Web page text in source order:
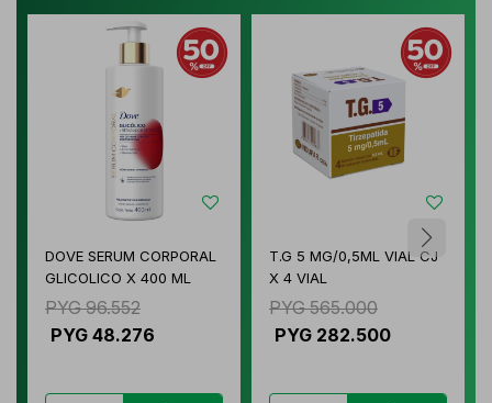
DOVE SERUM CORPORAL
GLICOLICO X 400 ML
PYG 96.552
PYG 48.276
T.G 5 MG/0,5ML VIAL CJ
X 4 VIAL
PYG 565.000
PYG 282.500